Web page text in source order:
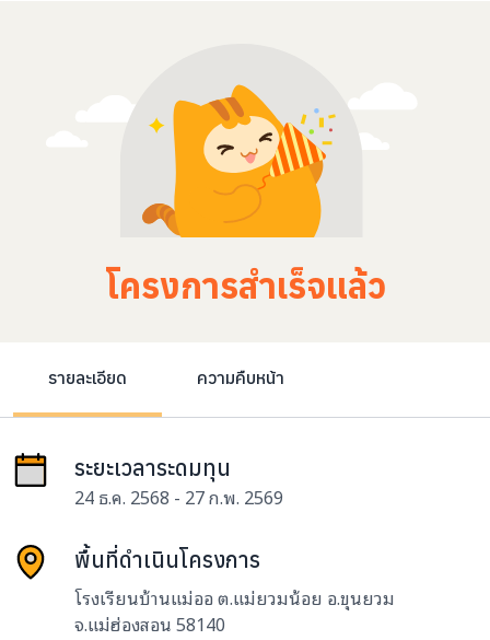
โครงการสำเร็จแล้ว
รายละเอียด ความคืบหน้า
ระยะเวลาระดมทุน
24 ธ.ค. 2568 - 27 ก.พ. 2569
พื้นที่ดำเนินโครงการ
โรงเรียนบ้านแม่ออ ต.แม่ยวมน้อย อ.ขุนยวม
จ.แม่ฮ่องสอน 58140